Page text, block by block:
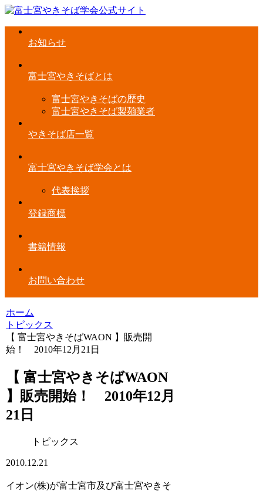
お知らせ
富士宮やきそばとは
富士宮やきそばの歴史
富士宮やきそば製麺業者
やきそば店一覧
富士宮やきそば学会とは
代表挨拶
登録商標
書籍情報
お問い合わせ
ホーム
トピックス
【 富士宮やきそばWAON 】販売開
始！ 2010年12月21日
【 富士宮やきそばWAON
】販売開始！ 2010年12月
21日
トピックス
2010.12.21
イオン(株)が富士宮市及び富士宮やきそ